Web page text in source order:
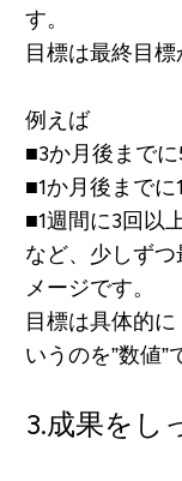
す。
目標は最終目標
例えば
■3か月後までに
■1か月後までに
■1週間に3回以
など、少しず
メージです。
目標は具体的
いうのを”数値”
3.成果をし